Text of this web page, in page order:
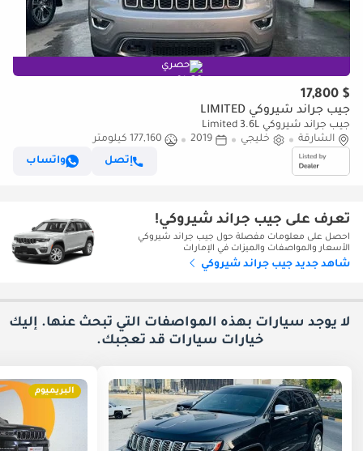
حصري
$ 17,800
جيب جراند شيروكي LIMITED
جيب جراند شيروكي Limited 3.6L
الشارقة
خليجي 2019
177,160 كيلومتر
إتصل
واتساب
تعرف على جيب جراند شيروكي!
احصل على معلومات مفصلة حول جيب جراند شيروكي
الأسعار والمواصفات والميزات في الإمارات
شاهد جديد جيب جراند شيروكي
لا يوجد سيارات بهذه المواصفات التي تبحث عنها. إليك
خيارات سيارات قد تعجبك.
البريميوم